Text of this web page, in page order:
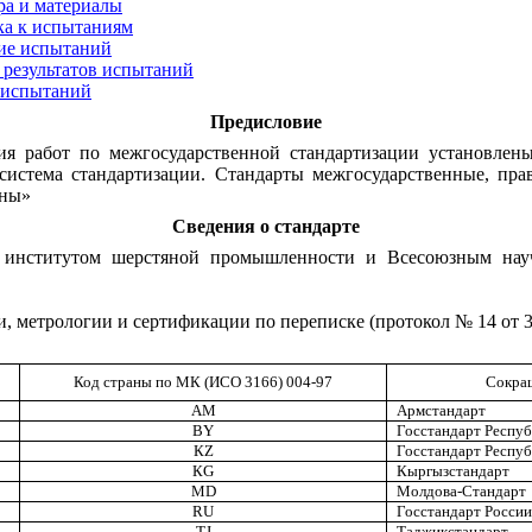
и материалы
к испытаниям
испытаний
испытаний
Предисловие
по межгосударственной стандартизации
стандартизации. Стандарты межгосударственные,
Сведения о стандарте
шерстяной промышленности и Всесоюзным
и сертификации по переписке (протокол № 14 от
Код страны по МК (ИСО 3166) 004-97
АМ
Армстандарт
ВY
Госстандарт
КZ
Госстандарт
КG
Кыргызстандарт
МD
Молдова-Стандарт
RU
Госстандарт России